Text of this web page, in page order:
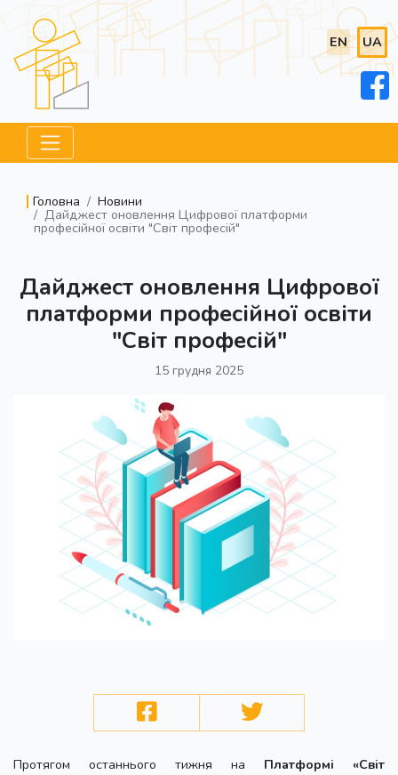
EN UA
Головна Новини
Дайджест оновлення Цифрової платформи
професійної освіти "Світ професій"
Дайджест оновлення Цифрової
платформи професійної освіти
"Світ професій"
15 грудня 2025
Протягом останнього тижня на Платформі «Світ